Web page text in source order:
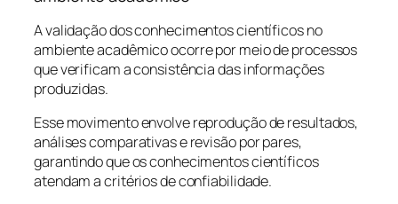
A validação dos conhecimentos científicos no
ambiente acadêmico ocorre por meio de processos
que verificam a consistência das informações
produzidas.
Esse movimento envolve reprodução de resultados,
análises comparativas e revisão por pares,
garantindo que os conhecimentos científicos
atendam a critérios de confiabilidade.